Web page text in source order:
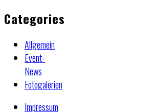
Categories
Allgemein
Event-
News
Fotogalerien
Impressum